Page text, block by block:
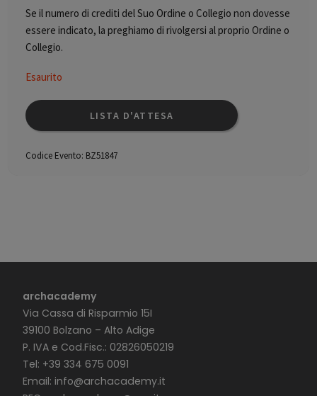
Se il numero di crediti del Suo Ordine o Collegio non dovesse
essere indicato, la preghiamo di rivolgersi al proprio Ordine o
Collegio.
Esaurito
LISTA D'ATTESA
Codice Evento: BZ51847
archacademy
Via Cassa di Risparmio 15I
39100 Bolzano – Alto Adige
P. IVA e Cod.Fisc.: 02826050219
Tel: +39 334 675 0091
Email: info@archacademy.it